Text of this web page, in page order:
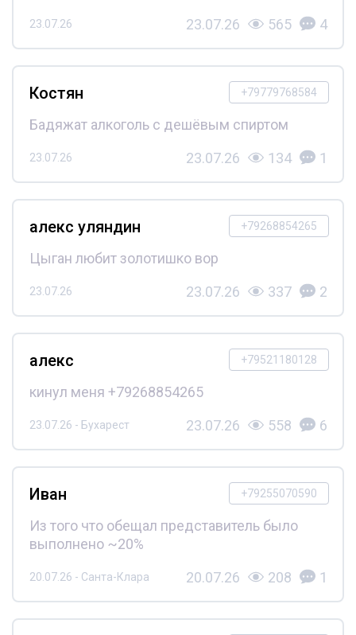
23.07.26 23.07.26 565 4
+79779768584
Костян
Бадяжат алкоголь с дешёвым спиртом
23.07.26 23.07.26 134 1
+79268854265
алекс уляндин
Цыган любит золотишко вор
23.07.26 23.07.26 337 2
+79521180128
алекс
кинул меня +79268854265
23.07.26 - Бухарест 23.07.26 558 6
+79255070590
Иван
Из того что обещал представитель было
выполнено ~20%
20.07.26 - Санта-Клара 20.07.26 208 1